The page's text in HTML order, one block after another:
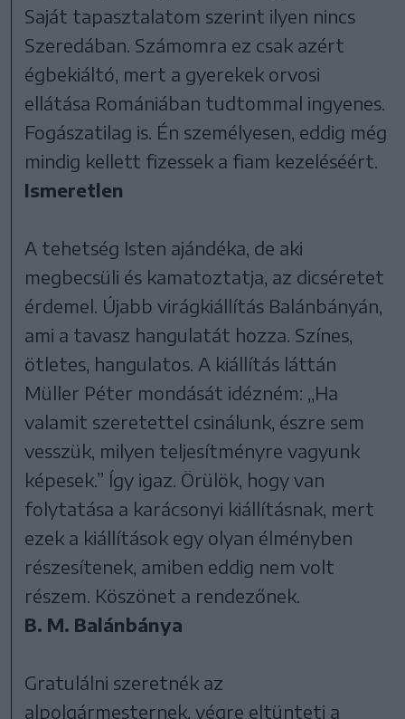
Saját tapasztalatom szerint ilyen nincs
Szeredában. Számomra ez csak azért
égbekiáltó, mert a gyerekek orvosi
ellátása Romániában tudtommal ingyenes.
Fogászatilag is. Én személyesen, eddig még
mindig kellett fizessek a fiam kezeléséért.
Ismeretlen
A tehetség Isten ajándéka, de aki
megbecsüli és kamatoztatja, az dicséretet
érdemel. Újabb virágkiállítás Balánbányán,
ami a tavasz hangulatát hozza. Színes,
ötletes, hangulatos. A kiállítás láttán
Müller Péter mondását idézném: ,,Ha
valamit szeretettel csinálunk, észre sem
vesszük, milyen teljesítményre vagyunk
képesek.” Így igaz. Örülök, hogy van
folytatása a karácsonyi kiállításnak, mert
ezek a kiállítások egy olyan élményben
részesítenek, amiben eddig nem volt
részem. Köszönet a rendezőnek.
B. M. Balánbánya
Gratulálni szeretnék az
alpolgármesternek, végre eltünteti a